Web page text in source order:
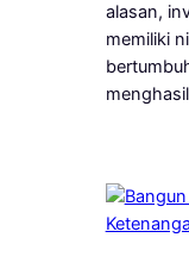
alasan,
memiliki